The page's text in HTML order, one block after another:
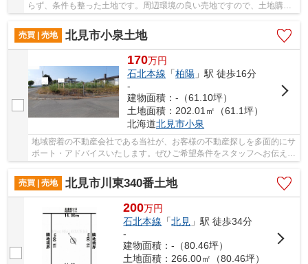
らず、条件も整った土地です。周辺環境の良い売地ですので、土地購入
売買 | 売地
北見市小泉土地
170万円
石北本線 「柏陽 」駅 徒歩16分
-
建物面積：-（61.10坪）
土地面積：202.01㎡（61.1坪）
北海道北見市小泉
地域密着の不動産会社である当社が、お客様の不動産探しを多面的にサ
ポート・アドバイスいたします。ぜひご希望条件をスタッフへお伝えく
売買 | 売地
北見市川東340番土地
200万円
石北本線 「北見 」駅 徒歩34分
-
建物面積：-（80.46坪）
土地面積：266.00㎡（80.46坪）